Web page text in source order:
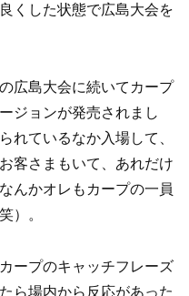
くした状態で広島大会を
広島大会に続いてカープ
ジョンが発売されまし
れているなか入場して、
客さまもいて、あれだけ
んかオレもカープの一員
）。
ープのキャッチフレーズ
ら場内から反応があった